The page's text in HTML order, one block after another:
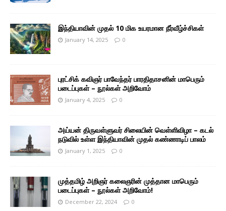
இந்தியாவின் முதல் 10 மிக உயரமான நீர்வீழ்ச்சிகள்
January 14, 2025 0
புரட்சிக் கவிஞர் பாவேந்தர் பாரதிதாசனின் மாபெரும்
படைப்புகள் – நூல்கள் அறிவோம்
January 4, 2025 0
அய்யன் திருவள்ளுவர் சிலையின் வெள்ளிவிழா – கடல்
நடுவில் உள்ள இந்தியாவின் முதல் கண்ணாடிப் பாலம்
January 1, 2025 0
முத்தமிழ் அறிஞர் கலைஞரின் முத்தான மாபெரும்
படைப்புகள் – நூல்கள் அறிவோம்!
December 22, 2024 0